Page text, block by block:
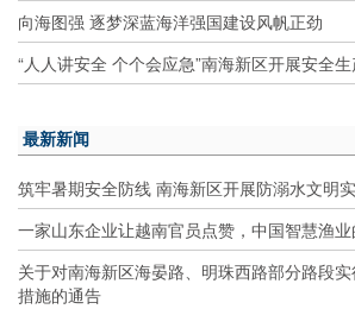
向海图强 逐梦深蓝海洋强国建设风帆正劲
“人人讲安全 个个会应急”南海新区开展安全
最新新闻
筑牢暑期安全防线 南海新区开展防溺水文明
一家山东企业让越南官员点赞，中国智慧渔
关于对南海新区海晏路、明珠西路部分路段
措施的通告